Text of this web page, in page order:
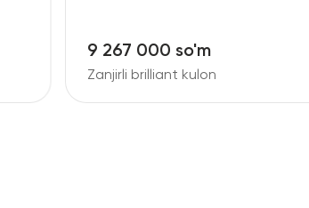
9 267 000 so'm
Zanjirli brilliant kulon